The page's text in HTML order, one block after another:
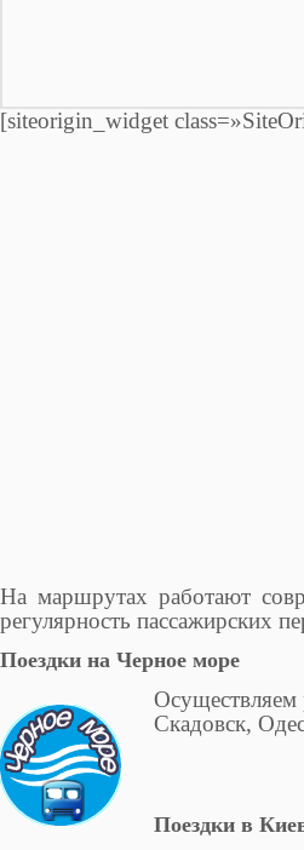
[siteorigin_widget
На маршрутах работают
регулярность пассажирских
Поездки на Черное море
Осуществляем
Скадовск,
Поездки в